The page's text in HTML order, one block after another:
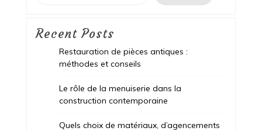
Recent Posts
Restauration de pièces antiques :
méthodes et conseils
Le rôle de la menuiserie dans la
construction contemporaine
Quels choix de matériaux, d’agencements